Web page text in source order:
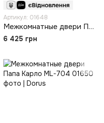
Артикул: 01648
Межкомнатные двери Папа Карло ML-702
6 425 грн